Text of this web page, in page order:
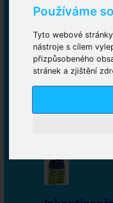
Používáme
Tyto webové
nástroje s cílem
přizpůsobeného
stránek a zjištění
Plenkové
zalepovací,